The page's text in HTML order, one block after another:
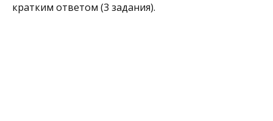
кратким ответом (3 задания).